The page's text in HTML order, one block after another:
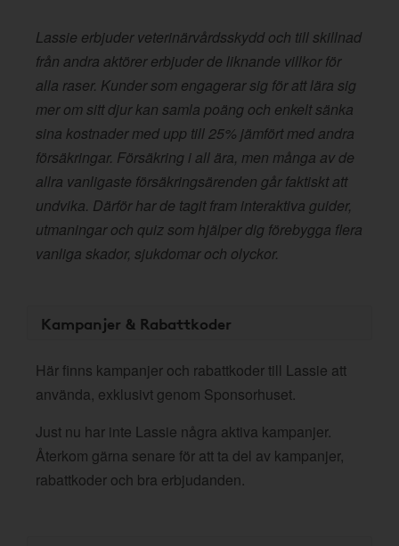
Lassie erbjuder veterinärvårdsskydd och till skillnad
från andra aktörer erbjuder de liknande villkor för
alla raser. Kunder som engagerar sig för att lära sig
mer om sitt djur kan samla poäng och enkelt sänka
sina kostnader med upp till 25% jämfört med andra
försäkringar. Försäkring i all ära, men många av de
allra vanligaste försäkringsärenden går faktiskt att
undvika. Därför har de tagit fram interaktiva guider,
utmaningar och quiz som hjälper dig förebygga flera
vanliga skador, sjukdomar och olyckor.
Kampanjer & Rabattkoder
Här finns kampanjer och rabattkoder till Lassie att
använda, exklusivt genom Sponsorhuset.
Just nu har inte Lassie några aktiva kampanjer.
Återkom gärna senare för att ta del av kampanjer,
rabattkoder och bra erbjudanden.